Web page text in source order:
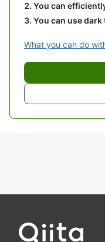
You can
You can use dark
What you can do